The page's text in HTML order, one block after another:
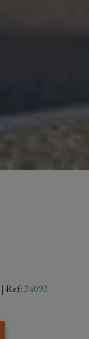
| Ref:24092